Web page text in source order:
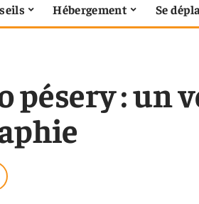
Hébergement Se
pésery : un